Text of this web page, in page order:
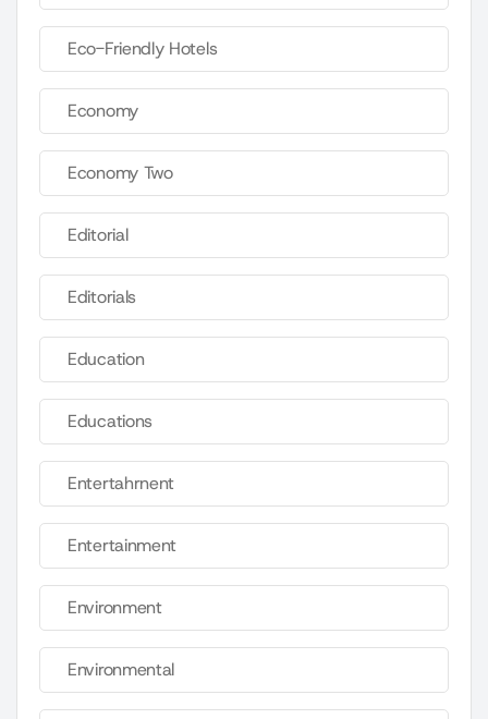
Eco-Friendly Hotels
Economy
Economy Two
Editorial
Editorials
Education
Educations
Entertahrnent
Entertainment
Environment
Environmental